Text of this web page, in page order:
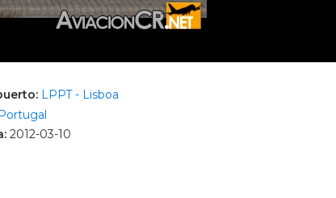
LPPT - Lisboa
2012-03-10